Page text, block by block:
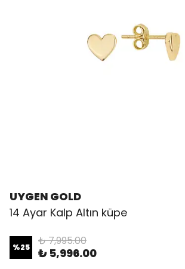
UYGEN GOLD
14 Ayar Kalp Altın küpe
%25 ₺ 7,995.00
₺ 5,996.00